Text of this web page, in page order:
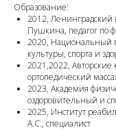
Образование:
2012, Ленинградский
Пушкина, педагог по
2020, Национальный
культуры, спорта и
2021,2022, Авторские
ортопедический
2023, Академия
оздоровительный и
2025, Институт
А.С., специалист